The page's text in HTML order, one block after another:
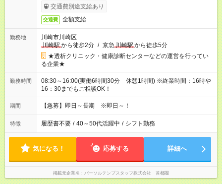
交通費別途支給あり
交通費 全額支給
勤務地
川崎市川崎区
川崎駅から徒歩2分 / 京急 川崎駅から徒歩5分
★透析クリニック・健康診断センターなどの運営を行ってい
る企業★
勤務時間
08:30～16:00(実働6時間30分 休憩1時間) ※終業時間：16時や
16：30までもご相談OK！
期間 【急募】即日～長期 ※即日～！
特徴 履歴書不要 / 40～50代活躍中 / シフト勤務
気になる！ 応募する 詳細へ
掲載元企業名 パーソルテンプスタッフ株式会社 首都圏